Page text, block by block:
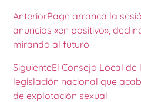
AnteriorPage arranca la
anuncios «en positivo»,
mirando al futuro
SiguienteEl Consejo Local
legislación nacional que
de explotación sexual